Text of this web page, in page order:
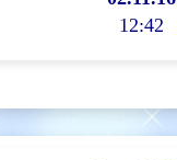
12:42